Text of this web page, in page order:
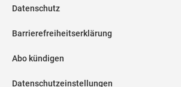
Datenschutz
Barrierefreiheitserklärung
Abo kündigen
Datenschutzeinstellungen